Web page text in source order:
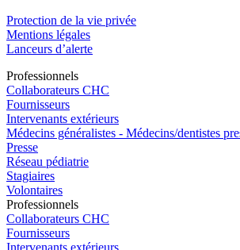
Protection de la vie privée
Mentions légales
Lanceurs d’alerte
Professionnels
Collaborateurs CHC
Fournisseurs
Intervenants extérieurs
Médecins généralistes - Médecins/dentistes
Presse
Réseau pédiatrie
Stagiaires
Volontaires
Professionnels
Collaborateurs CHC
Fournisseurs